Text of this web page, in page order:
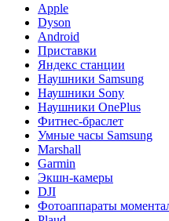
Apple
Dyson
Android
Приставки
Яндекс станции
Наушники Samsung
Наушники Sony
Наушники OnePlus
Фитнес-браслет
Умные часы Samsung
Marshall
Garmin
Экшн-камеры
DJI
Фотоаппараты